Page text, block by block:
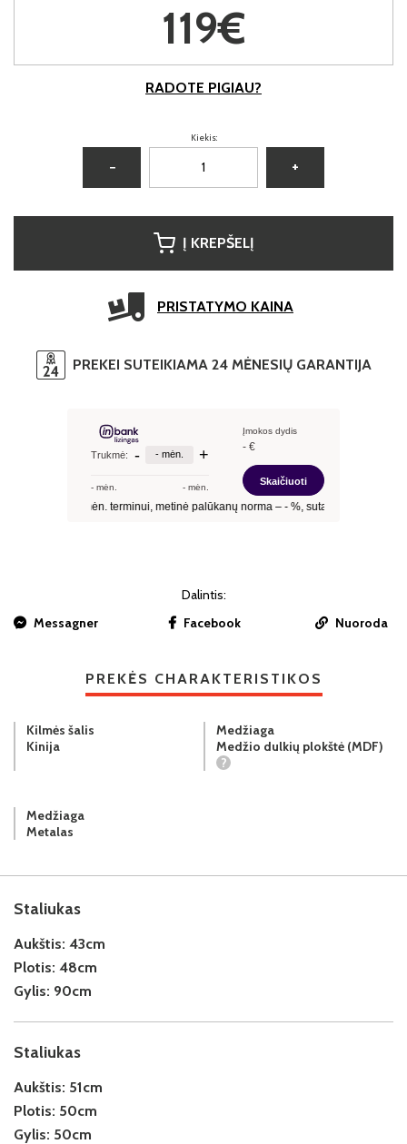
119€
RADOTE PIGIAU?
Kiekis:
− +
Į KREPŠELĮ
PRISTATYMO KAINA
PREKEI SUTEIKIAMA 24 MĖNESIŲ GARANTIJA
Dalintis:
Messagner
Facebook Nuoroda
PREKĖS CHARAKTERISTIKOS
Staliukas
Aukštis: 43cm
Plotis: 48cm
Gylis: 90cm
Staliukas
Aukštis: 51cm
Plotis: 50cm
Gylis: 50cm
Kilmės šalis
Kinija
Medžiaga
Medžio dulkių plokštė (MDF)
?
Medžiaga
Metalas